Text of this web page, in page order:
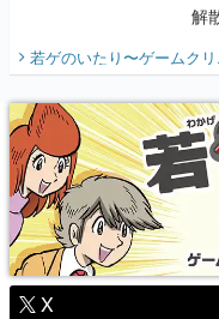
解
『
り
若ゲのいたり〜ゲームク
X